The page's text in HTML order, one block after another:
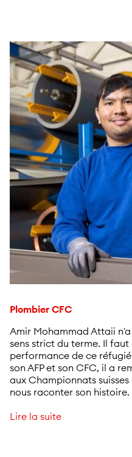
Plombier CFC
Amir Mohammad Attaii
sens strict du terme. Il
performance de ce
son AFP et son CFC, il a
aux Championnats suisses
nous raconter son histoire.
Lire la suite